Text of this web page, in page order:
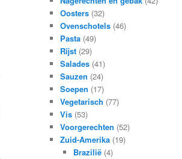
Oosters(32)
Ovenschotels(46)
Pasta(49)
Rijst(29)
Salades(41)
Sauzen (24)
Soepen (17)
Vegetarisch (77)
Vis(53)
Voorgerechten (52)
Zuid-Amerika(19)
Brazilië (4)